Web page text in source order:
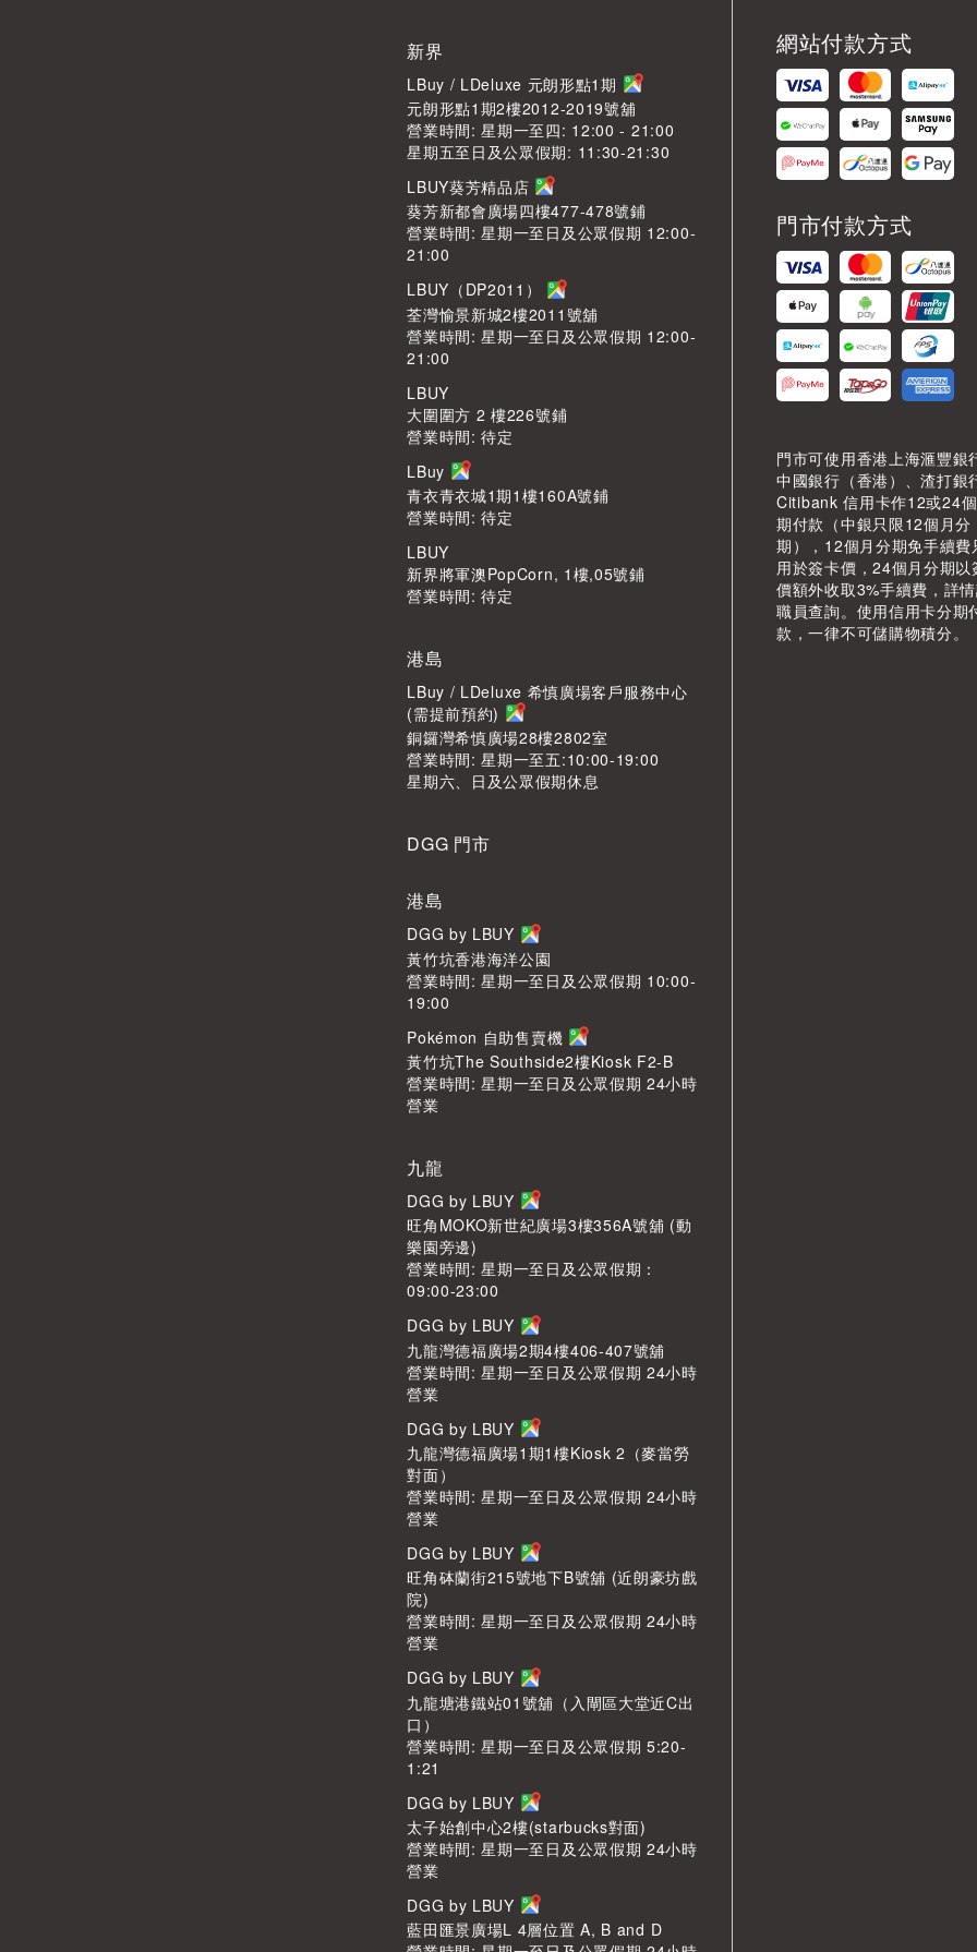
新界
LBuy / LDeluxe 元朗形點1期
元朗形點1期2樓2012-2019號舖
營業時間: 星期一至四: 12:00 - 21:00
星期五至日及公眾假期: 11:30-21:30
LBUY葵芳精品店
葵芳新都會廣場四樓477-478號鋪
營業時間: 星期一至日及公眾假期 12:00-
21:00
LBUY（DP2011）
荃灣愉景新城2樓2011號舖
營業時間: 星期一至日及公眾假期 12:00-
21:00
LBUY
大圍圍方 2 樓226號鋪
營業時間: 待定
LBuy
青衣青衣城1期1樓160A號鋪
營業時間: 待定
LBUY
新界將軍澳PopCorn, 1樓,05號鋪
營業時間: 待定
港島
LBuy / LDeluxe 希慎廣場客戶服務中心
(需提前預約)
銅鑼灣希慎廣場28樓2802室
營業時間: 星期一至五:10:00-19:00
星期六、日及公眾假期休息
DGG 門市
港島
DGG by LBUY
黃竹坑香港海洋公園
營業時間: 星期一至日及公眾假期 10:00-
19:00
Pokémon 自助售賣機
黃竹坑The Southside2樓Kiosk F2-B
營業時間: 星期一至日及公眾假期 24小時
營業
九龍
DGG by LBUY
旺角MOKO新世紀廣場3樓356A號舖 (動
樂園旁邊)
營業時間: 星期一至日及公眾假期：
09:00-23:00
DGG by LBUY
九龍灣德福廣場2期4樓406-407號舖
營業時間: 星期一至日及公眾假期 24小時
營業
DGG by LBUY
九龍灣德福廣場1期1樓Kiosk 2（麥當勞
對面）
營業時間: 星期一至日及公眾假期 24小時
營業
DGG by LBUY
旺角砵蘭街215號地下B號舖 (近朗豪坊戲
院)
營業時間: 星期一至日及公眾假期 24小時
營業
DGG by LBUY
九龍塘港鐵站01號舖（入閘區大堂近C出
口）
營業時間: 星期一至日及公眾假期 5:20-
1:21
DGG by LBUY
太子始創中心2樓(starbucks對面)
營業時間: 星期一至日及公眾假期 24小時
營業
DGG by LBUY
藍田匯景廣場L 4層位置 A, B and D
網站付款方式
門市付款方式
門市可使用香港上海滙豐銀
中國銀行（香港）、渣打銀
Citibank 信用卡作12或24
期付款（中銀只限12個月分
期），12個月分期免手續費
用於簽卡價，24個月分期以
價額外收取3%手續費，詳
職員查詢。使用信用卡分期
款，一律不可儲購物積分。